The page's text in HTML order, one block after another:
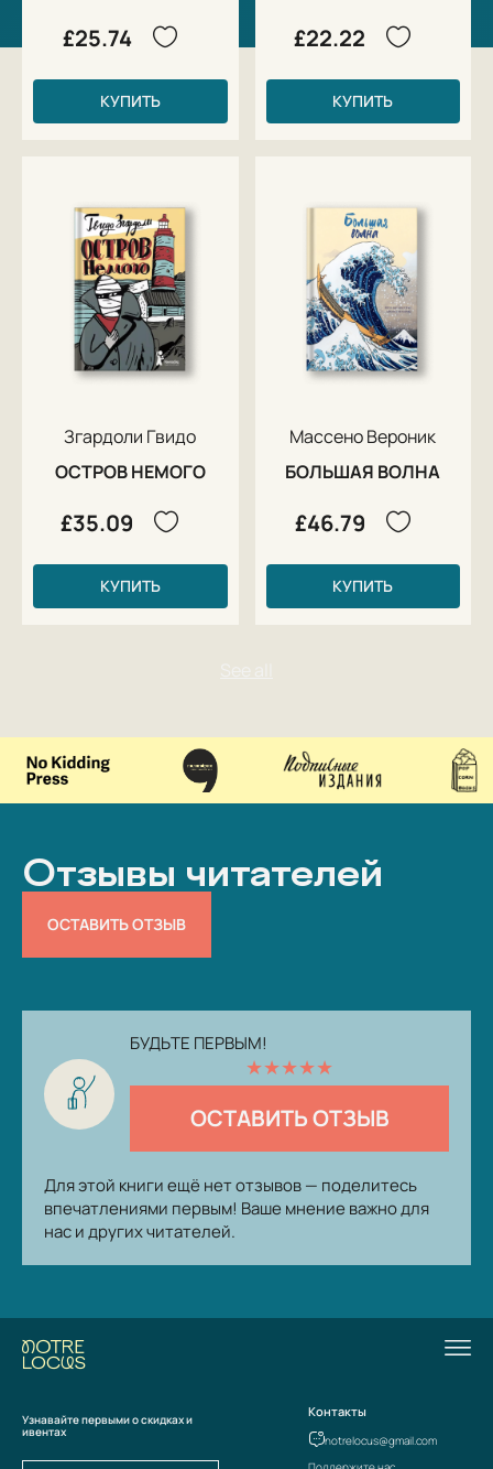
£25.74
КУПИТЬ
£22.22
КУПИТЬ
Згардоли Гвидо
ОСТРОВ НЕМОГО
£35.09
КУПИТЬ
Массено Вероник
БОЛЬШАЯ ВОЛНА
£46.79
КУПИТЬ
Отзывы читателей
ОСТАВИТЬ ОТЗЫВ
БУДЬТЕ ПЕРВЫМ!
★★★★★
ОСТАВИТЬ ОТЗЫВ
Для этой книги ещё нет отзывов — поделитесь
впечатлениями первым! Ваше мнение важно для
нас и других читателей.
Узнавайте первыми о скидках и
ивентах
Контакты
notrelocus@gmail.com